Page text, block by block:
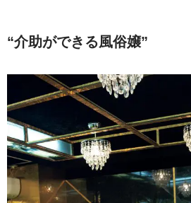
“介助ができる風俗嬢”